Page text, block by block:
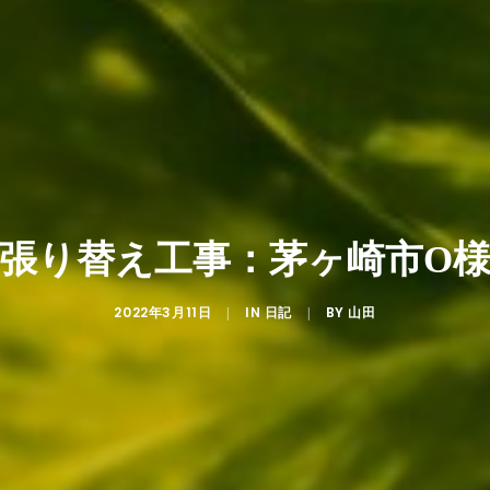
り替え工事：茅ヶ崎市O
2022年3月11日 IN日記 BY 山田